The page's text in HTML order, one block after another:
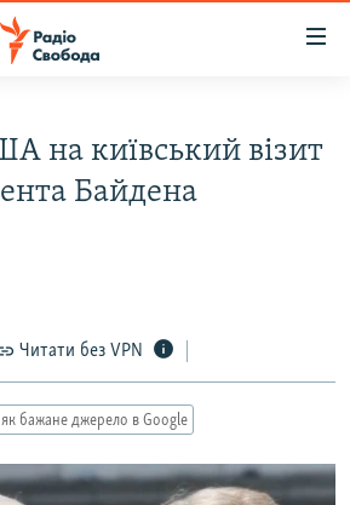
на київський візит
Байдена
Читати без VPN
бажане джерело в Google